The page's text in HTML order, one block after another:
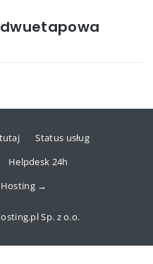
dwuetapowa
Status usług
Helpdesk 24h
Hosting →
Sp. z o.o.